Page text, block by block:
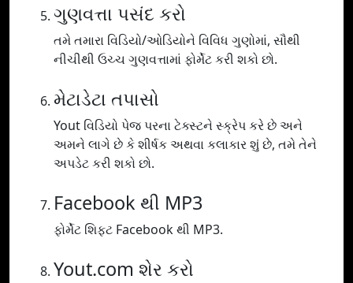
ગુણવત્તા પસંદ કરો
તમે તમારા વિડિયો/ઓડિયોને વિવિધ ગુણોમાં, સૌથી
નીચીથી ઉચ્ચ ગુણવત્તામાં ફોર્મેટ કરી શકો છો.
મેટાડેટા તપાસો
Yout વિડિયો પેજ પરના ટેક્સ્ટને સ્ક્રેપ કરે છે અને
અમને લાગે છે કે શીર્ષક અથવા કલાકાર શું છે, તમે તેને
અપડેટ કરી શકો છો.
Facebook થી MP3
ફોર્મેટ શિફ્ટ Facebook થી MP3.
Yout.com શેર કરો